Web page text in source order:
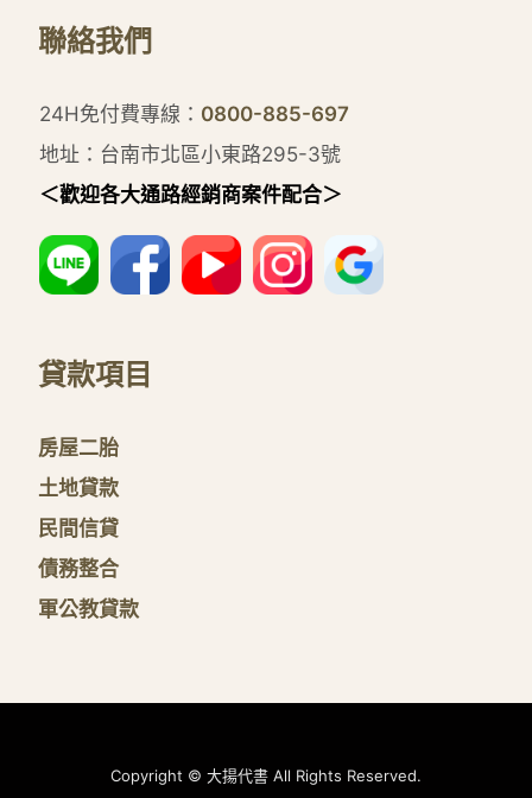
聯絡我們
24H免付費專線： 0800-885-697
地址：台南市北區小東路295-3號
＜歡迎各大通路經銷商案件配合＞
貸款項目
房屋二胎
土地貸款
民間信貸
債務整合
軍公教貸款
Copyright © 大揚代書 All Rights Reserved.